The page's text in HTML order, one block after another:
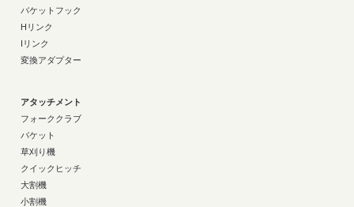
バケットフック
Hリンク
Iリンク
変換アダプター
アタッチメント
フォーククラブ
バケット
草刈り機
クイックヒッチ
大割機
小割機